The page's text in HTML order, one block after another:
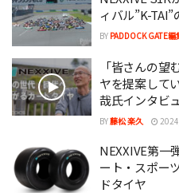
ィバル”K-
BY PADDOCK GATE編
「皆さんの望
ヤを提案して
哉氏インタビ
BY藤松 楽久
NEXXIVE第一
ート・スポー
ドタイヤ